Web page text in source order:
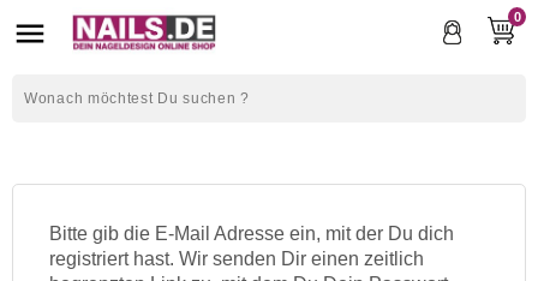
 0
Bitte gib die E-Mail Adresse ein, mit der Du dich
registriert hast. Wir senden Dir einen zeitlich